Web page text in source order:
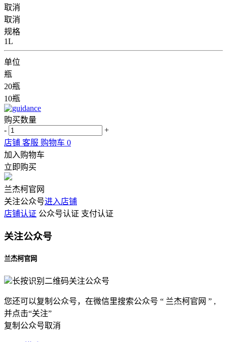
取消
取消
规格
1L
单位
瓶
20瓶
10瓶
购买数量
-
+
店铺 客服 购物车 0
加入购物车
立即购买
兰杰柯官网
关注公众号进入店铺
店铺认证 公众号认证 支付认证
关注公众号
兰杰柯官网
长按识别二维码关注公众号
您还可以复制公众号，在微信里搜索公众号 “ 兰杰柯官网 ” ,
并点击“关注”
复制公众号取消